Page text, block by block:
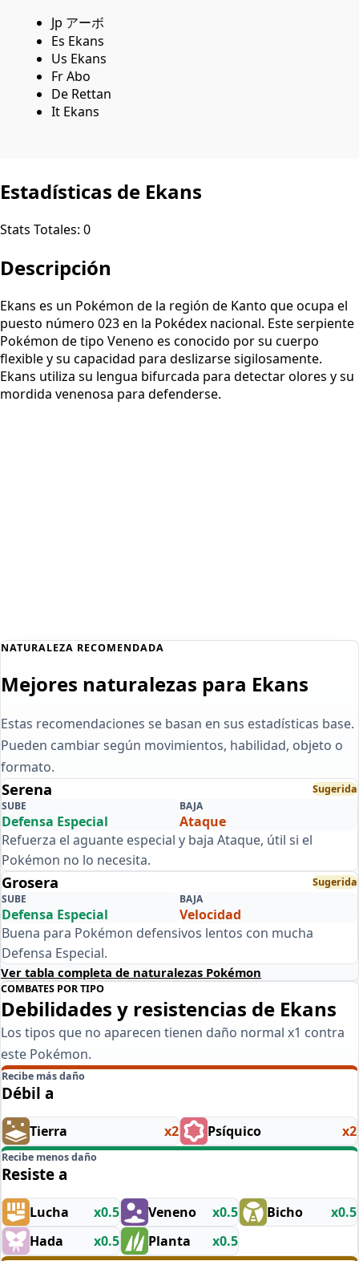
Jp アーボ
Es Ekans
Us Ekans
Fr Abo
De Rettan
It Ekans
Estadísticas de Ekans
Stats Totales: 0
Descripción
Ekans es un Pokémon de la región de Kanto que ocupa el
puesto número 023 en la Pokédex nacional. Este serpiente
Pokémon de tipo Veneno es conocido por su cuerpo
flexible y su capacidad para deslizarse sigilosamente.
Ekans utiliza su lengua bifurcada para detectar olores y su
mordida venenosa para defenderse.
NATURALEZA RECOMENDADA
Mejores naturalezas para Ekans
Estas recomendaciones se basan en sus estadísticas base.
Pueden cambiar según movimientos, habilidad, objeto o
formato.
Serena
Sugerida
SUBE
Defensa Especial
BAJA
Ataque
Refuerza el aguante especial y baja Ataque, útil si el
Pokémon no lo necesita.
Grosera
Sugerida
SUBE
Defensa Especial
BAJA
Velocidad
Buena para Pokémon defensivos lentos con mucha
Defensa Especial.
Ver tabla completa de naturalezas Pokémon
COMBATES POR TIPO
Debilidades y resistencias de Ekans
Los tipos que no aparecen tienen daño normal x1 contra
este Pokémon.
Recibe más daño
Débil a
Tierra x2 Psíquico x2
Recibe menos daño
Resiste a
Lucha x0.5 Veneno x0.5 Bicho
x0.5
Hada
x0.5 Planta x0.5